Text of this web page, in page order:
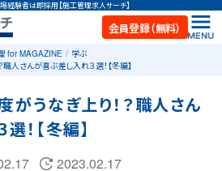
経験者は即採用【施工管理求人サーチ】
会員登録（無料）
for MAGAZINE
学ぶ
人さんが喜ぶ差し入れ３選！【冬編】
うなぎ上り！？職人さん
！【冬編】
2023.02.17